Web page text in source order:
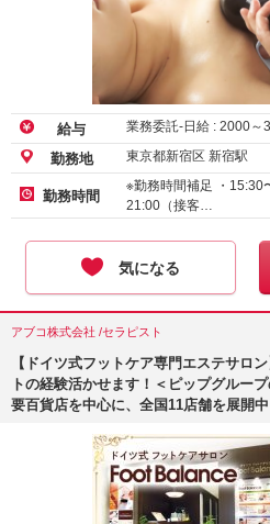
給与 業務委託-日給 : 2000～
勤務地 東京都新宿区 新宿駅
勤務時間
※勤務時間補足 ・15:30
21:00（接客…
気になる
アブコ株式会社 /セラピスト
【ドイツ式フットケア専門エステサロ
トの経験活かせます！＜ピップグルー
要百貨店を中心に、全国11店舗を展開中